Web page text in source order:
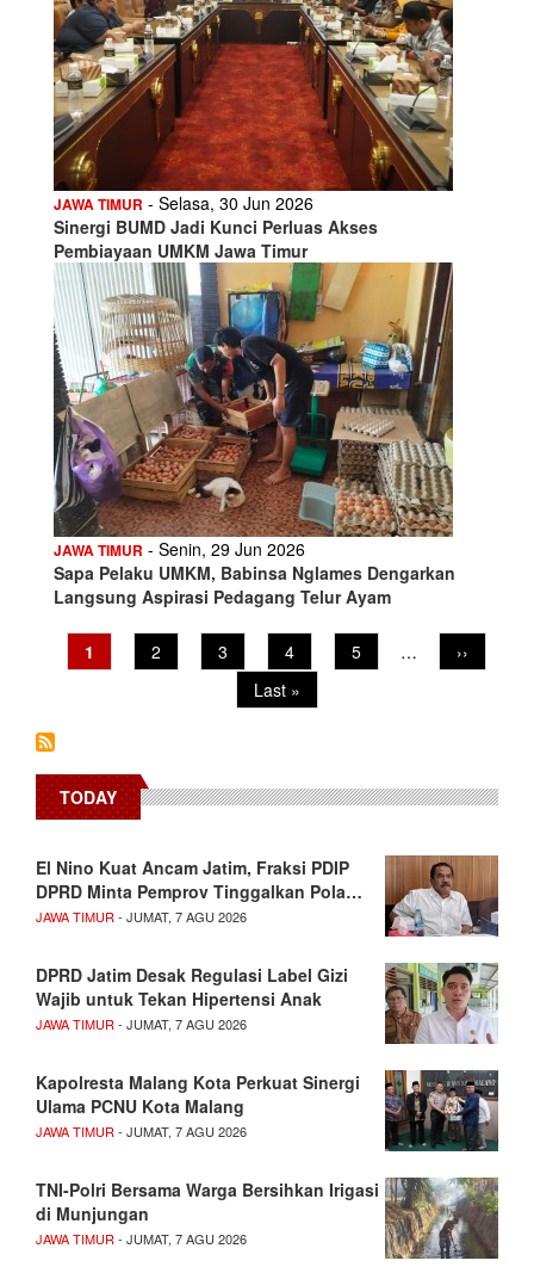
JAWA TIMUR - Selasa, 30 Jun 2026
Sinergi BUMD Jadi Kunci Perluas Akses
Pembiayaan UMKM Jawa Timur
JAWA TIMUR - Senin, 29 Jun 2026
Sapa Pelaku UMKM, Babinsa Nglames Dengarkan
Langsung Aspirasi Pedagang Telur Ayam
Pagination
Current
page
1 Page
2 Page
3 Page
4 Page
5 …
Next
page
››
Last
page
Last »
TODAY
El Nino Kuat Ancam Jatim, Fraksi PDIP
DPRD Minta Pemprov Tinggalkan Pola…
JAWA TIMUR - JUMAT, 7 AGU 2026
DPRD Jatim Desak Regulasi Label Gizi
Wajib untuk Tekan Hipertensi Anak
JAWA TIMUR - JUMAT, 7 AGU 2026
Kapolresta Malang Kota Perkuat Sinergi
Ulama PCNU Kota Malang
JAWA TIMUR - JUMAT, 7 AGU 2026
TNI-Polri Bersama Warga Bersihkan Irigasi
di Munjungan
JAWA TIMUR - JUMAT, 7 AGU 2026